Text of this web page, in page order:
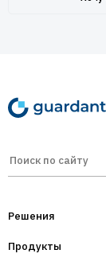
Решения
Лицензирование и
Продукты